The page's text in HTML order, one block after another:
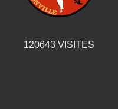
120643 VISITES